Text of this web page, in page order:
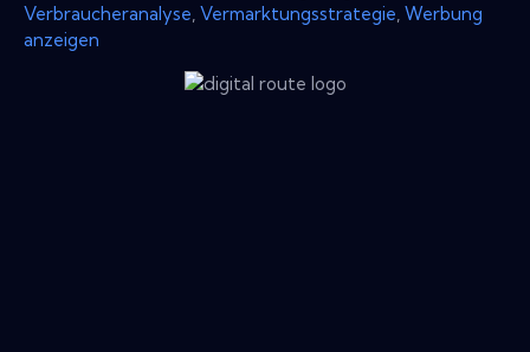
Verbraucheranalyse Vermarktungsstrategie Werbung
anzeigen